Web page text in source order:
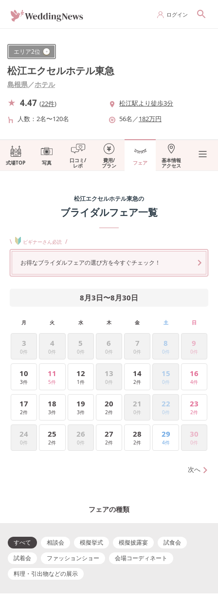
ログイン
エリア2位
松江エクセルホテル東急
島根県／ホテル
4.47 (22件)
松江駅より徒歩3分
人数
2名〜120名 56名 ／182万円
式場TOP 写真 口コミ/
レポ
費用/
プラン フェア 基本情報
アクセス
松江エクセルホテル東急の
ブライダルフェア一覧
\ ビギナーさん必読 /
お得なブライダルフェアの選び方を今すぐチェック！
8月3日〜8月30日
月 火 水 木 金 土 日
3
0件
4
0件
5
0件
6
0件
7
0件
8
0件
9
0件
10
3件
11
5件
12
1件
13
0件
14
2件
15
0件
16
4件
17
2件
18
3件
19
3件
20
2件
21
0件
22
0件
23
2件
24
0件
25
2件
26
0件
27
2件
28
2件
29
4件
30
0件
次へ
フェアの種類
すべて 相談会 模擬挙式 模擬披露宴
試食会
試着会
ファッションショー
会場コーディネート
料理・引出物などの展示